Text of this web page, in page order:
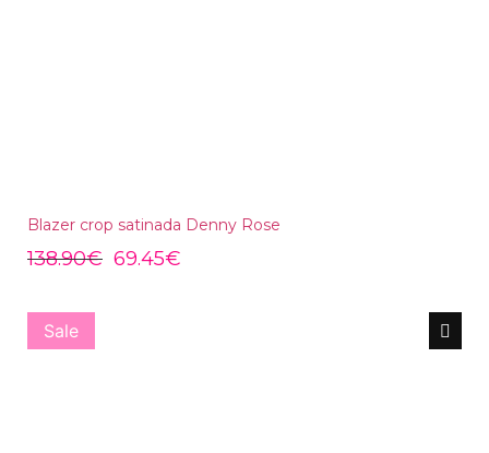
Blazer crop satinada Denny Rose
138.90€ 69.45€
Sale